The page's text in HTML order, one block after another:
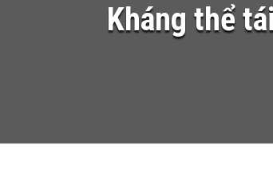
Kháng thể